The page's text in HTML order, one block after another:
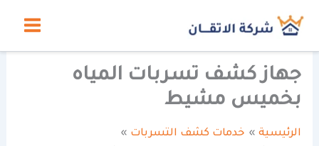
جهاز كشف تسربات المياه
بخميس مشيط
الرئيسية
خدمات كشف التسربات